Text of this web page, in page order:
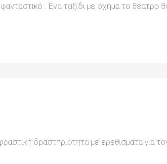
. Ένα ταξίδι με όχημα το θέατρο
δραστηριότητα με ερεθίσματα για